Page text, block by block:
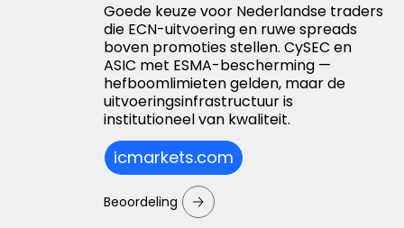
Goede keuze voor Nederlandse traders
die ECN-uitvoering en ruwe spreads
boven promoties stellen. CySEC en
ASIC met ESMA-bescherming —
hefboomlimieten gelden, maar de
uitvoeringsinfrastructuur is
institutioneel van kwaliteit.
icmarkets.com
Beoordeling